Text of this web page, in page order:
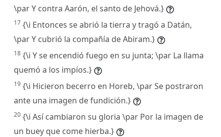
\par Y contra Aarón, el santo de Jehová.}
17 {\i Entonces se abrió la tierra y tragó a Datán,
\par Y cubrió la compañía de Abiram.}
18 {\i Y se encendió fuego en su junta; \par La llama
quemó a los impíos.}
19 {\i Hicieron becerro en Horeb, \par Se postraron
ante una imagen de fundición.}
20 {\i Así cambiaron su gloria \par Por la imagen de
un buey que come hierba.}